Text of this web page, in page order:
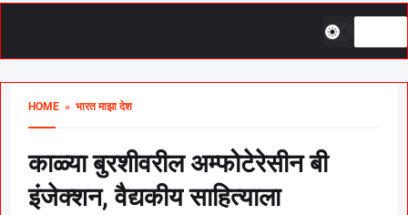
HOME » भारत माझा देश
काळ्या बुरशीवरील अम्फोटेरेसीन बी
इंजेक्शन, वैद्यकीय साहित्याला